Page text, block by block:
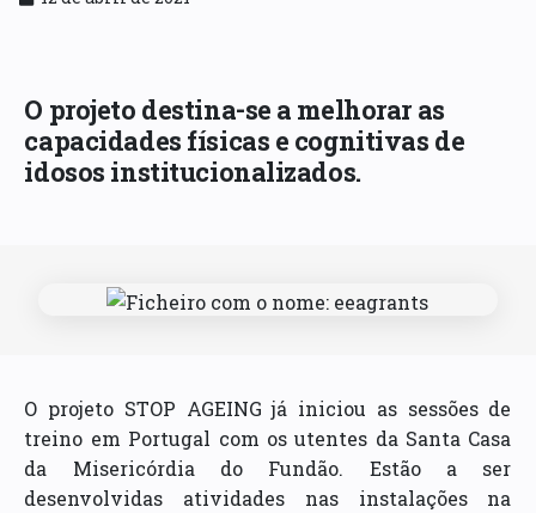
O projeto destina-se a melhorar as
capacidades físicas e cognitivas de
idosos institucionalizados.
O projeto STOP AGEING já iniciou as sessões de
treino em Portugal com os utentes da Santa Casa
da Misericórdia do Fundão. Estão a ser
desenvolvidas atividades nas instalações na